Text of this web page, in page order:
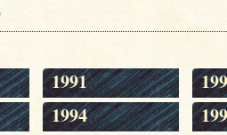
1991
1994